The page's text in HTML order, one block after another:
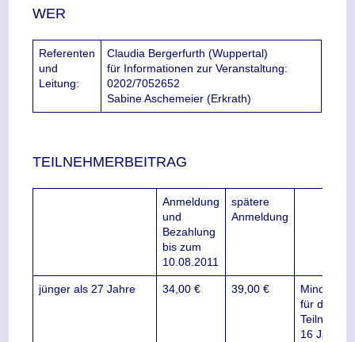
WER
Referenten
und
Leitung:
Claudia Bergerfurth (Wuppertal)
für Informationen zur Veranstaltung:
0202/7052652
Sabine Aschemeier (Erkrath)
TEILNEHMERBEITRAG
Anmeldung
und
Bezahlung
bis zum
10.08.2011
spätere
Anmeldung
jünger als 27 Jahre 34,00 € 39,00 €
für die
Teilnahme:
16 Jahre